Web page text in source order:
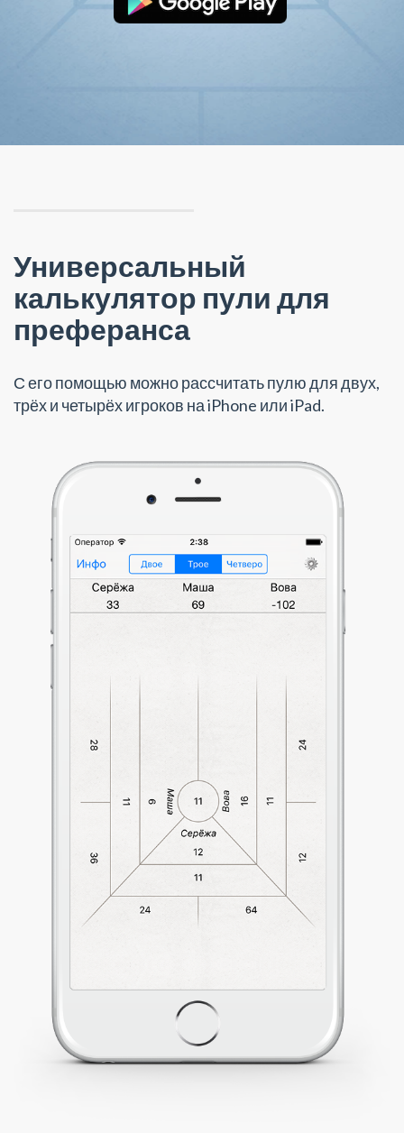
Универсальный
калькулятор пули для
преферанса
С его помощью можно рассчитать пулю для двух,
трёх и четырёх игроков на iPhone или iPad.